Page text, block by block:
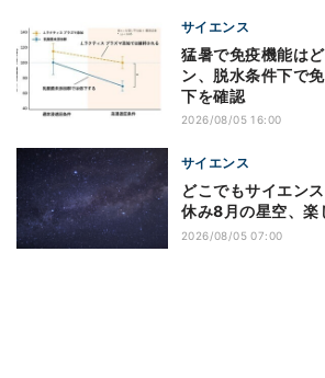
サイエンス
猛暑で免疫機能は
ン、脱水条件下で
下を確認
2026/08/05 16:00
サイエンス
どこでもサイエン
休み8月の星空、楽
2026/08/05 07:00